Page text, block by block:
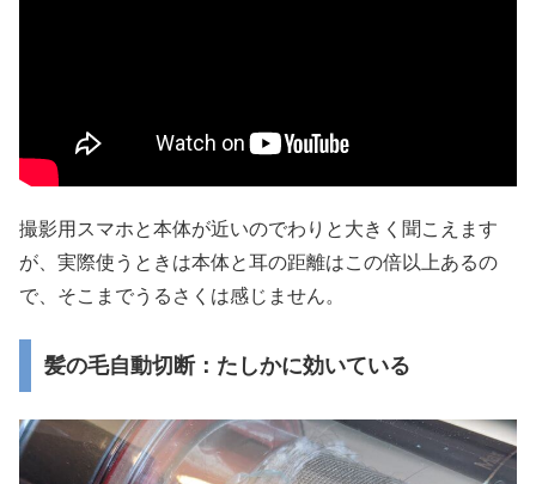
撮影用スマホと本体が近いのでわりと大きく聞こえます
が、実際使うときは本体と耳の距離はこの倍以上あるの
で、そこまでうるさくは感じません。
髪の毛自動切断：たしかに効いている